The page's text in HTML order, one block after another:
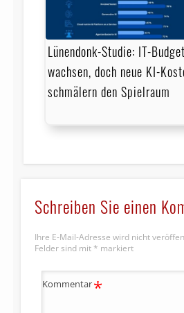
Lünendonk-Studie: IT-
wachsen, doch neue KI-
schmälern den Spielraum
Schreiben Sie einen
Ihre E-Mail-Adresse wird nicht
Felder sind mit * markiert
Kommentar*